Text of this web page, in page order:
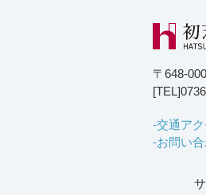
〒648-
交通アク
お問い